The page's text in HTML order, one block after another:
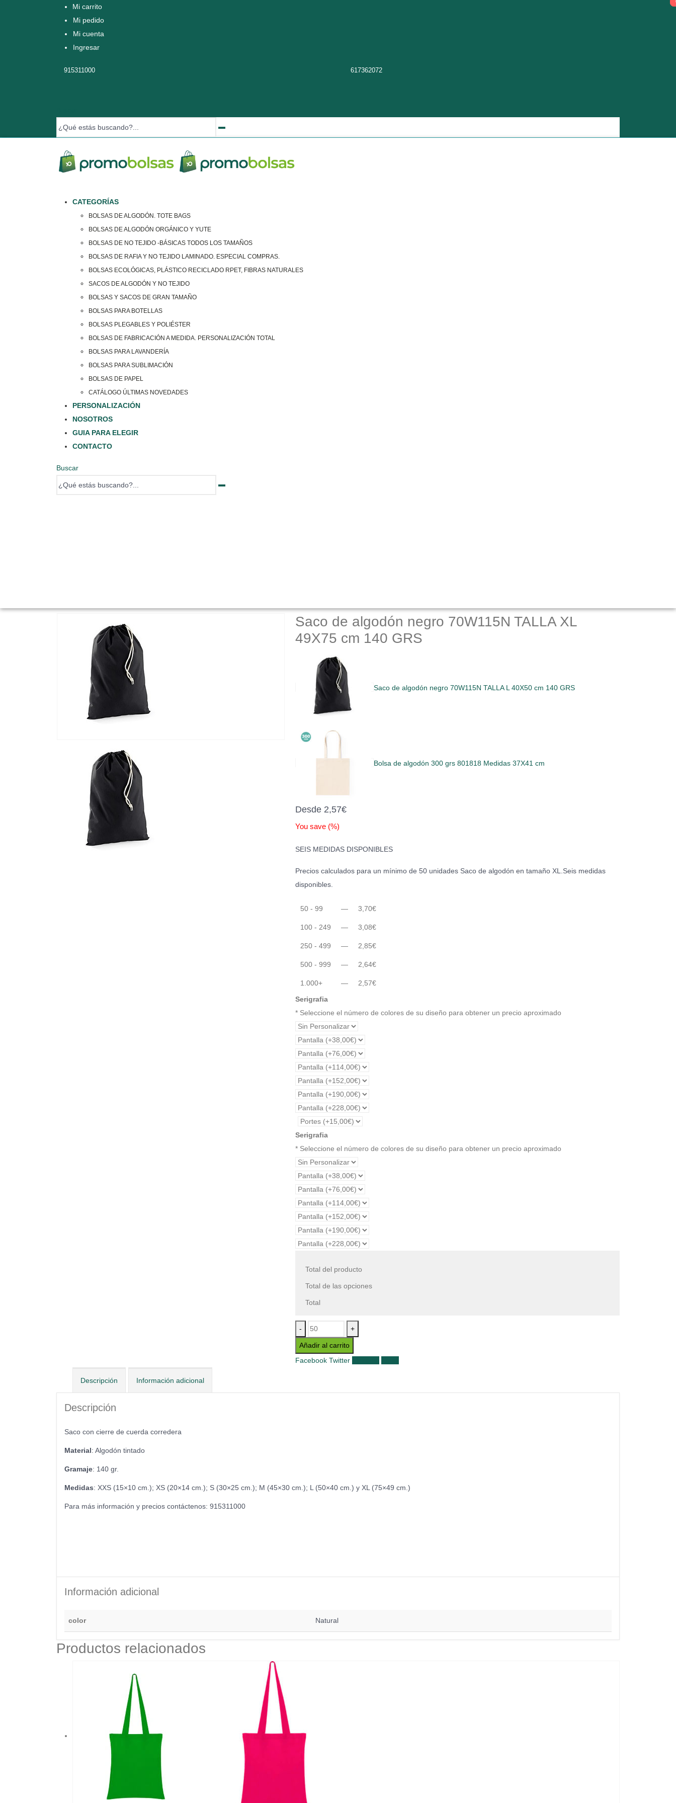
Mi carrito
Mi pedido
Mi cuenta
Ingresar
915311000 617362072
CATEGORÍAS
BOLSAS DE ALGODÓN. TOTE BAGS
BOLSAS DE ALGODÓN ORGÁNICO Y YUTE
BOLSAS DE NO TEJIDO -BÁSICAS TODOS LOS TAMAÑOS
BOLSAS DE RAFIA Y NO TEJIDO LAMINADO. ESPECIAL COMPRAS.
BOLSAS ECOLÓGICAS, PLÁSTICO RECICLADO RPET, FIBRAS NATURALES
SACOS DE ALGODÓN Y NO TEJIDO
BOLSAS Y SACOS DE GRAN TAMAÑO
BOLSAS PARA BOTELLAS
BOLSAS PLEGABLES Y POLIÉSTER
BOLSAS DE FABRICACIÓN A MEDIDA. PERSONALIZACIÓN TOTAL
BOLSAS PARA LAVANDERÍA
BOLSAS PARA SUBLIMACIÓN
BOLSAS DE PAPEL
CATÁLOGO ÚLTIMAS NOVEDADES
PERSONALIZACIÓN
NOSOTROS
GUIA PARA ELEGIR
CONTACTO
Buscar
Saco de algodón negro 70W115N TALLA XL
49X75 cm 140 GRS
Saco de algodón negro 70W115N TALLA L 40X50 cm 140 GRS
Bolsa de algodón 300 grs 801818 Medidas 37X41 cm
Desde 2,57€
You save (%)
SEIS MEDIDAS DISPONIBLES
Precios calculados para un mínimo de 50 unidades Saco de algodón en tamaño XL.Seis medidas
disponibles.
50 - 99 — 3,70€
100 - 249 — 3,08€
250 - 499 — 2,85€
500 - 999 — 2,64€
1.000+ — 2,57€
Serigrafia
* Seleccione el número de colores de su diseño para obtener un precio aproximado
Serigrafia
* Seleccione el número de colores de su diseño para obtener un precio aproximado
Total del producto
Total de las opciones
Total
- +
Añadir al carrito
Facebook Twitter
Descripción Información adicional
Descripción
Saco con cierre de cuerda corredera
Material: Algodón tintado
Gramaje: 140 gr.
Medidas: XXS (15×10 cm.); XS (20×14 cm.); S (30×25 cm.); M (45×30 cm.); L (50×40 cm.) y XL (75×49 cm.)
Para más información y precios contáctenos: 915311000
Información adicional
color Natural
Productos relacionados